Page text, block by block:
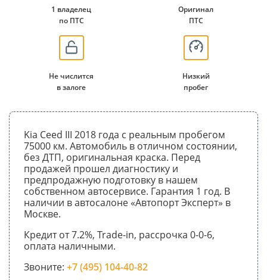
1 владелец
по ПТС
Оригинал
ПТС
Не числится
в залоге
Низкий
пробег
Kia Ceed III 2018 года с реальным пробегом
75000 км. Автомобиль в отличном состоянии,
без ДТП, оригинальная краска. Перед
продажей прошел диагностику и
предпродажную подготовку в нашем
собственном автосервисе. Гарантия 1 год. В
наличии в автосалоне «Автопорт Эксперт» в
Москве.
Кредит от 7.2%, Trade-in, рассрочка 0-0-6,
оплата наличными.
Звоните: +7 (495) 104-40-82